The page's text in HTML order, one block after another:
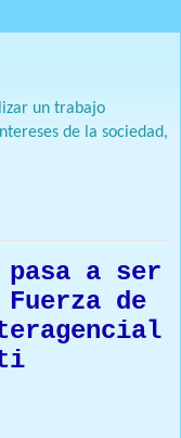
un trabajo
de la sociedad,
a ser
de